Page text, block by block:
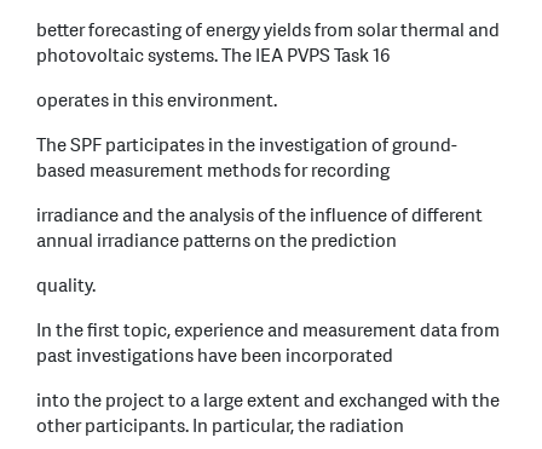
better forecasting of energy yields from solar thermal and
photovoltaic systems. The IEA PVPS Task 16
operates in this environment.
The SPF participates in the investigation of ground-
based measurement methods for recording
irradiance and the analysis of the influence of different
annual irradiance patterns on the prediction
quality.
In the first topic, experience and measurement data from
past investigations have been incorporated
into the project to a large extent and exchanged with the
other participants. In particular, the radiation